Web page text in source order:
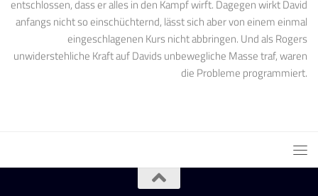
entschlossen, dass er alles in den Kampf wirft. Dagegen wirkt David
anfangs nicht so einschüchternd, lässt sich aber von einem einmal
eingeschlagenen Kurs nicht abbringen. Und als Rogers
unwiderstehliche Kraft auf Davids unbewegliche Masse traf, waren
die Probleme programmiert.